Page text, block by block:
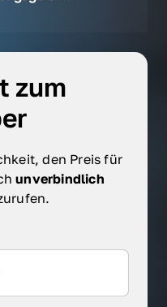
zum
den Preis für